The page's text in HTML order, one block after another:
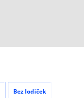
Bez lodiček